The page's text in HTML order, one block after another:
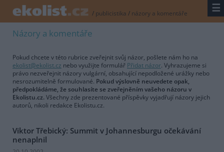
/ publicistika / názory a komentáře ☰
Názory a komentáře
Pokud chcete v této rubrice zveřejnit svůj názor, pošlete nám ho na
ekolist@ekolist.cz nebo využijte formulář Přidat názor. Vyhrazujeme si
právo nezveřejnit názory vulgární, obsahující nepodložené urážky nebo
nesrozumitelně formulované. Pokud výslovně neuvedete opak,
předpokládáme, že souhlasíte se zveřejněním vašeho názoru v
Ekolistu.cz. Všechny zde prezentované příspěvky vyjadřují názory jejich
autorů, nikoli redakce Ekolistu.cz.
Viktor Třebický: Summit v Johannesburgu očekávání
nenaplnil